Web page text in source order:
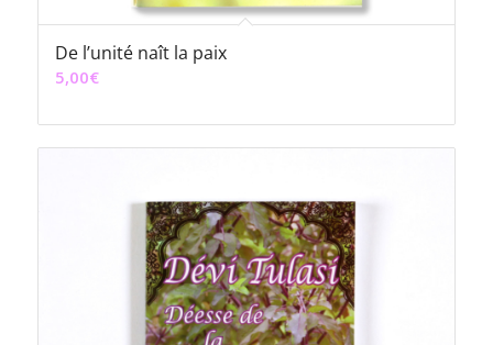
De l’unité naît la paix
5,00€